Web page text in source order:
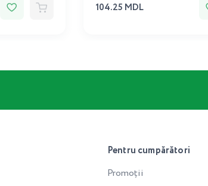
104.25 MDL
Pentru cumpărători
Promoții